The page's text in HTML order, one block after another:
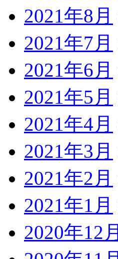
2021年8月
2021年7月
2021年6月
2021年5月
2021年4月
2021年3月
2021年2月
2021年1月
2020年12月